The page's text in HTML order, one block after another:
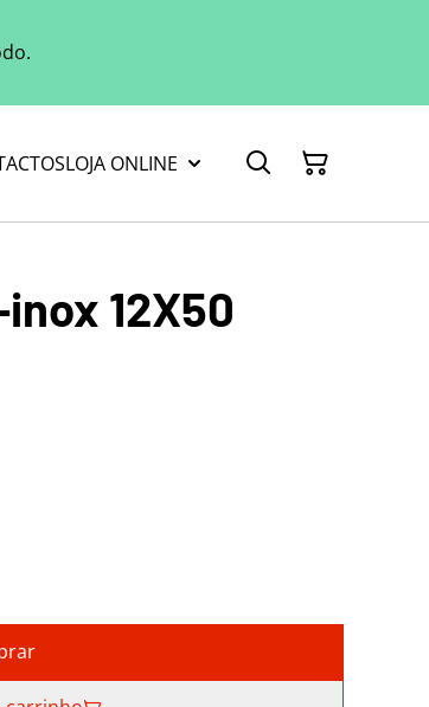
LOJA ONLINE
12X50